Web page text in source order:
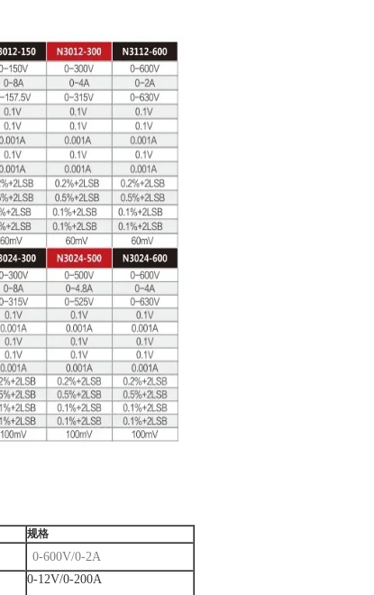
规格
0-600V/0-2A
0-12V/0-200A